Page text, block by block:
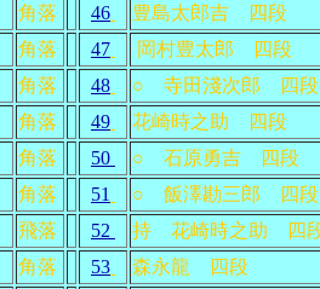
角落 46 豊島太郎吉 四段
角落 47 岡村豊太郎 四段
角落 48 ○ 寺田淺次郎 四段
角落 49 花崎時之助 四段
角落 50 ○ 石原勇吉 四段
角落 51 ○ 飯澤勘三郎 四段
飛落 52 持 花崎時之助 四
角落 53 森永龍 四段